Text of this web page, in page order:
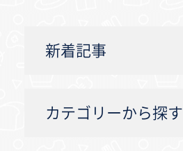
新着記事
カテゴリーから探す